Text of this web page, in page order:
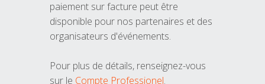
paiement sur facture peut être
disponible pour nos partenaires et des
organisateurs d'événements.
Pour plus de détails, renseignez-vous
sur le Compte Professionel.